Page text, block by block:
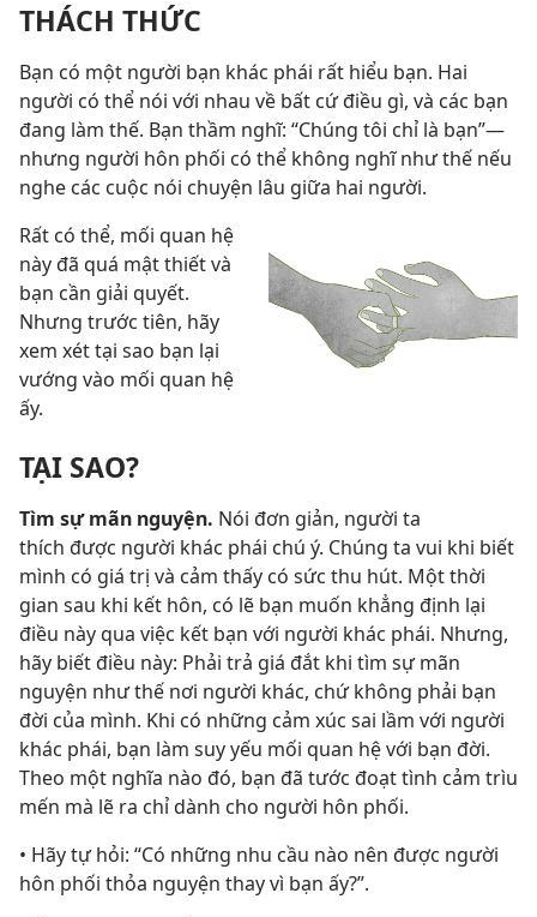
THÁCH THỨC
Bạn có một người bạn khác phái rất hiểu bạn. Hai
người có thể nói với nhau về bất cứ điều gì, và các bạn
đang làm thế. Bạn thầm nghĩ: “Chúng tôi chỉ là bạn”—
nhưng người hôn phối có thể không nghĩ như thế nếu
nghe các cuộc nói chuyện lâu giữa hai người.
Rất có thể, mối quan hệ
này đã quá mật thiết và
bạn cần giải quyết.
Nhưng trước tiên, hãy
xem xét tại sao bạn lại
vướng vào mối quan hệ
ấy.
TẠI SAO?
Tìm sự mãn nguyện. Nói đơn giản, người ta
thích được người khác phái chú ý. Chúng ta vui khi biết
mình có giá trị và cảm thấy có sức thu hút. Một thời
gian sau khi kết hôn, có lẽ bạn muốn khẳng định lại
điều này qua việc kết bạn với người khác phái. Nhưng,
hãy biết điều này: Phải trả giá đắt khi tìm sự mãn
nguyện như thế nơi người khác, chứ không phải bạn
đời của mình. Khi có những cảm xúc sai lầm với người
khác phái, bạn làm suy yếu mối quan hệ với bạn đời.
Theo một nghĩa nào đó, bạn đã tước đoạt tình cảm trìu
mến mà lẽ ra chỉ dành cho người hôn phối.
• Hãy tự hỏi: “Có những nhu cầu nào nên được người
hôn phối thỏa nguyện thay vì bạn ấy?”.